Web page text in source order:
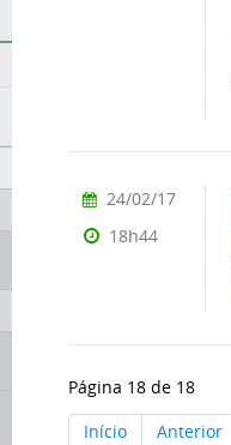
24/02/17
18h44
Página 18 de 18
Início
Anterior